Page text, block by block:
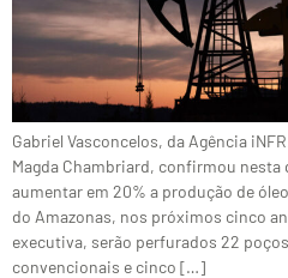
Gabriel Vasconcelos, da Agência
Magda Chambriard, confirmou
aumentar em 20% a produção de
do Amazonas, nos próximos cinco
executiva, serão perfurados 22
convencionais e cinco […]